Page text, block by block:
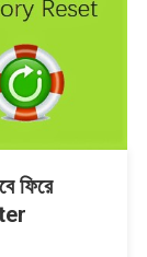
ব্যাকগ্রাউন্ড।
ফিরে